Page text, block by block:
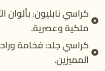
كراسي نابليون:
ملكية وعصرية.
كراسي جلد: فخامة
المميزين.